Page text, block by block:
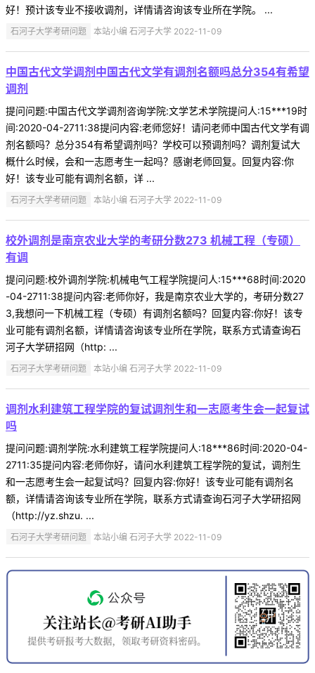
好！预计该专业不接收调剂，详情请咨询该专业所在学院。 ...
石河子大学考研问题 本站小编 石河子大学 2022-11-09
中国古代文学调剂中国古代文学有调剂名额吗总分354有希望
调剂
提问问题:中国古代文学调剂咨询学院:文学艺术学院提问人:15***19时
间:2020-04-2711:38提问内容:老师您好！请问老师中国古代文学有调
剂名额吗？总分354有希望调剂吗？学校可以预调剂吗？调剂复试大
概什么时候，会和一志愿考生一起吗？感谢老师回复。回复内容:你
好！该专业可能有调剂名额，详 ...
石河子大学考研问题 本站小编 石河子大学 2022-11-09
校外调剂是南京农业大学的考研分数273 机械工程（专硕）
有调
提问问题:校外调剂学院:机械电气工程学院提问人:15***68时间:2020
-04-2711:38提问内容:老师你好，我是南京农业大学的，考研分数27
3,我想问一下机械工程（专硕）有调剂名额吗？回复内容:你好！该专
业可能有调剂名额，详情请咨询该专业所在学院，联系方式请查询石
河子大学研招网（http: ...
石河子大学考研问题 本站小编 石河子大学 2022-11-09
调剂水利建筑工程学院的复试调剂生和一志愿考生会一起复试
吗
提问问题:调剂学院:水利建筑工程学院提问人:18***86时间:2020-04-
2711:35提问内容:老师你好，请问水利建筑工程学院的复试，调剂生
和一志愿考生会一起复试吗？回复内容:你好！该专业可能有调剂名
额，详情请咨询该专业所在学院，联系方式请查询石河子大学研招网
（http://yz.shzu. ...
石河子大学考研问题 本站小编 石河子大学 2022-11-09